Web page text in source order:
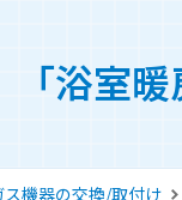
「浴室
ス機器の交換/取付け